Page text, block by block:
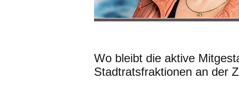
Wo bleibt die aktive
Stadtratsfraktionen an der